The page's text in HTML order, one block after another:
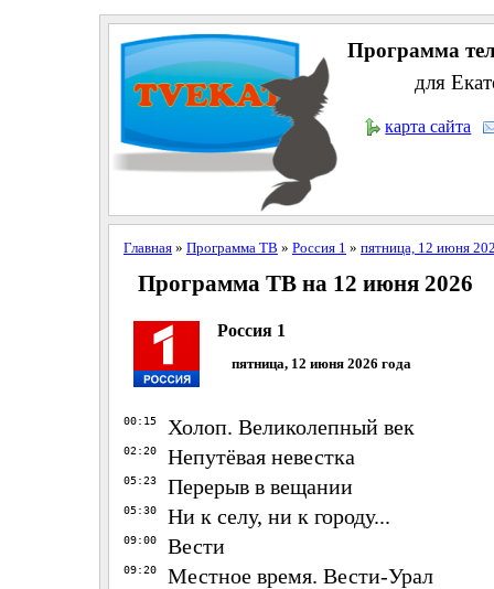
Программа
для
карта сайта
Главная» Программа ТВ » Россия 1 » пятница, 12 июня
Программа ТВ на 12 июня 2026
Россия 1
пятница, 12 июня 2026 года
00:15 Холоп. Великолепный век
02:20 Непутёвая невестка
05:23 Перерыв в вещании
05:30 Ни к селу, ни к городу...
09:00 Вести
09:20 Местное время. Вести-Урал